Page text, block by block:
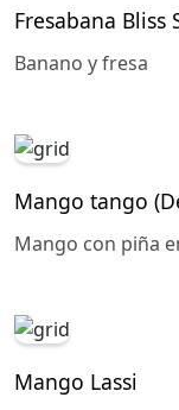
Fresabana Bliss
Banano y fresa
Mango tango
Mango con piña
Mango Lassi